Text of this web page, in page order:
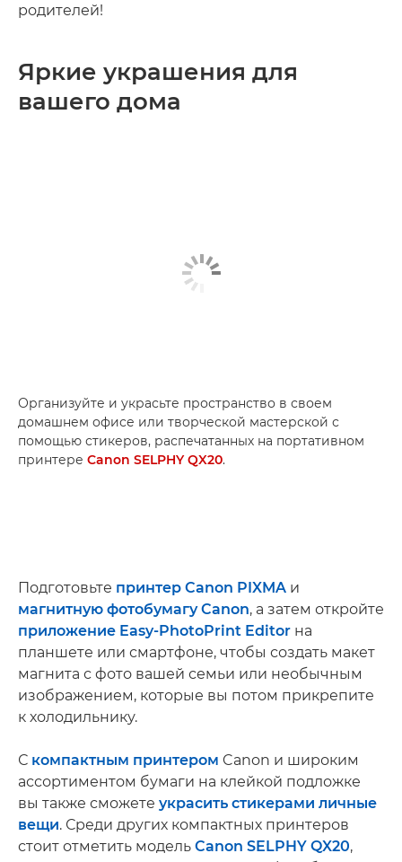
родителей!
Яркие украшения для
вашего дома
Организуйте и украсьте пространство в своем
домашнем офисе или творческой мастерской с
помощью стикеров, распечатанных на портативном
принтере Canon SELPHY QX20.
Подготовьте принтер Canon PIXMA и
магнитную фотобумагу Canon, а затем откройте
приложение Easy-PhotoPrint Editor на
планшете или смартфоне, чтобы создать макет
магнита с фото вашей семьи или необычным
изображением, которые вы потом прикрепите
к холодильнику.
С компактным принтером Canon и широким
ассортиментом бумаги на клейкой подложке
вы также сможете украсить стикерами личные
вещи. Среди других компактных принтеров
стоит отметить модель Canon SELPHY QX20,